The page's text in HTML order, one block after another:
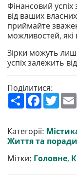
Фінансовий успіх
від ваших
приймайте
можливостей,
Зірки можуть
успіх залежить
Поділитися:
П
о
р
и
т
F
a
b
o
o
T
w
t
e
r
Категорії:
Життя та поради
Мітки: Головне,